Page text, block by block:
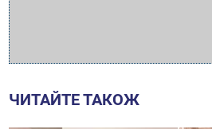
ЧИТАЙТЕ ТАКОЖ